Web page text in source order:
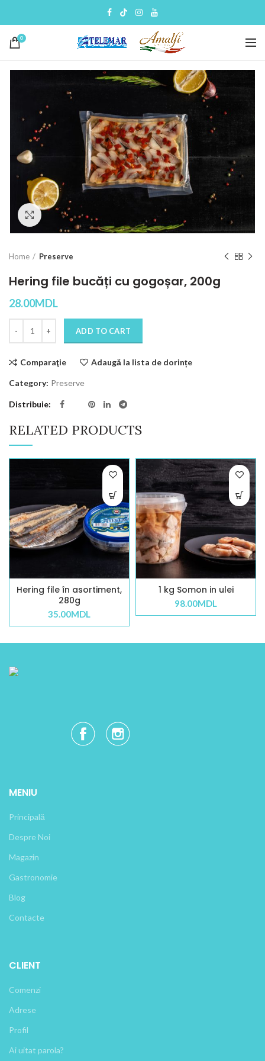
0
Click to enlarge
Home Preserve
Hering file bucăți cu gogoșar, 200g
28.00MDL
ADD TO CART
Comparaţie Adaugă la lista de dorințe
Category: Preserve
Distribuie
RELATED PRODUCTS
Hering file în asortiment,
280g
35.00MDL
1 kg Somon in ulei
98.00MDL
MENIU
Principală
Despre Noi
Magazin
Gastronomie
Blog
Contacte
CLIENT
Comenzi
Adrese
Profil
Ai uitat parola?